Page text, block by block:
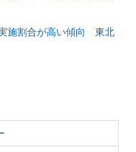
施割合が高い傾向 東北